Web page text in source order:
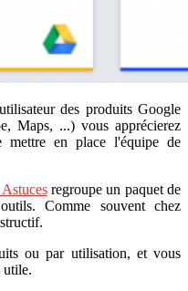
des produits Google
Maps, ...) vous apprécierez
mettre en place l'équipe de
regroupe un paquet de
Comme souvent chez
ou par utilisation, et vous
utile.